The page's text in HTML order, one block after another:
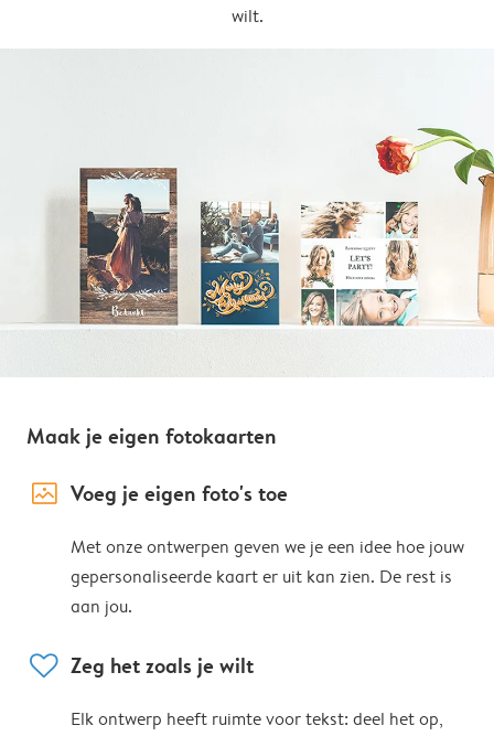
wilt.
Maak je eigen fotokaarten
image_placeholder Voeg je eigen foto's toe
Met onze ontwerpen geven we je een idee hoe jouw
gepersonaliseerde kaart er uit kan zien. De rest is
aan jou.
heart Zeg het zoals je wilt
Elk ontwerp heeft ruimte voor tekst: deel het op,